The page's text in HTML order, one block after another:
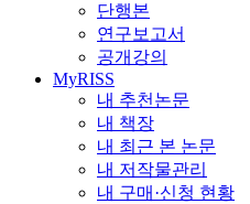
단행본
연구보고서
공개강의
MyRISS
내 추천논문
내 책장
내 최근 본 논문
내 저작물관리
내 구매·신청 현황